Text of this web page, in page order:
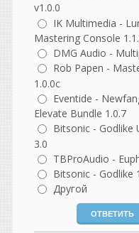
guter
написал 06.08.2026 в
не согласна с
комментарием,
понимаю, откуда
В нем есть доля
ностальгии, но
описание
сильно
Разберем по
«Как же было
появления
На самом деле
Да,
v1.0.0
IK Multimedia -
Mastering Console
DMG Audio -
Rob Papen -
1.0.0c
Eventide -
Elevate Bundle 1.0.7
Bitsonic - Godlike
3.0
TBProAudio -
Bitsonic - Godlike
Другой